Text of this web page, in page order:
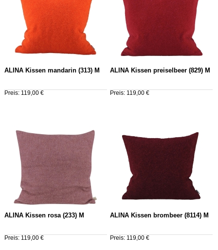
ALINA Kissen mandarin (313) M
Preis: 119,00 €
ALINA Kissen preiselbeer (829) M
Preis: 119,00 €
ALINA Kissen rosa (233) M
Preis: 119,00 €
ALINA Kissen brombeer (8114) M
Preis: 119,00 €